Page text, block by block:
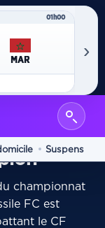
01h00
MAR ›
Suspens
championnat
FC est
le CF